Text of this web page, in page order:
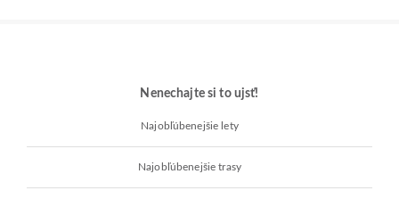
Nenechajte si to ujsť!
Najobľúbenejšie lety
Najobľúbenejšie trasy